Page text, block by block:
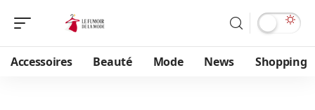
Accessoires Beauté Mode News Shopping